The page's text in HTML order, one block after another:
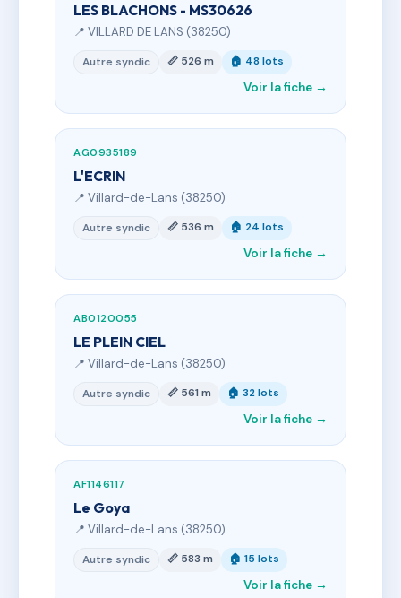
LES BLACHONS - MS30626
📍 VILLARD DE LANS (38250)
Autre syndic 📏 526 m 🏠 48 lots
Voir la fiche →
AG0935189
L'ECRIN
📍 Villard-de-Lans (38250)
Autre syndic 📏 536 m 🏠 24 lots
Voir la fiche →
AB0120055
LE PLEIN CIEL
📍 Villard-de-Lans (38250)
Autre syndic 📏 561 m 🏠 32 lots
Voir la fiche →
AF1146117
Le Goya
📍 Villard-de-Lans (38250)
Autre syndic 📏 583 m 🏠 15 lots
Voir la fiche →